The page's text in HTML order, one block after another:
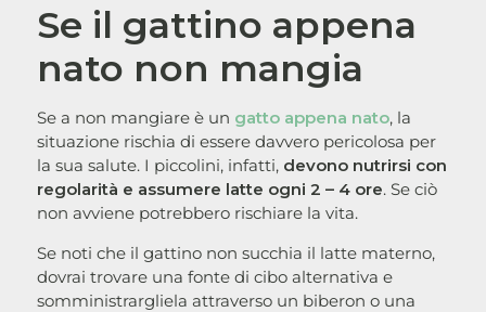
Se il gattino appena
nato non mangia
Se a non mangiare è un gatto appena nato, la
situazione rischia di essere davvero pericolosa per
la sua salute. I piccolini, infatti, devono nutrirsi con
regolarità e assumere latte ogni 2 – 4 ore. Se ciò
non avviene potrebbero rischiare la vita.
Se noti che il gattino non succhia il latte materno,
dovrai trovare una fonte di cibo alternativa e
somministrargliela attraverso un biberon o una